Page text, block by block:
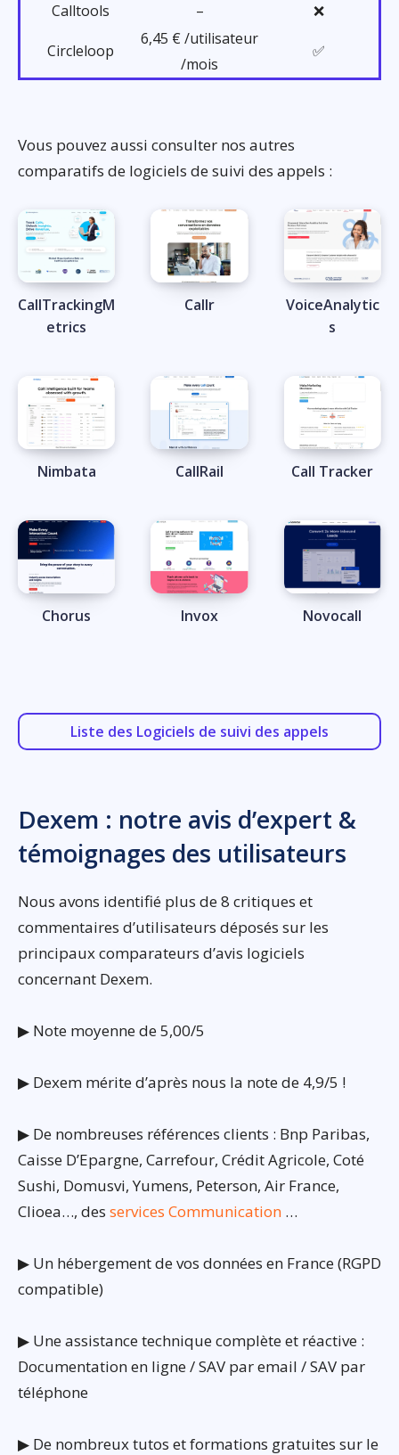
Calltools – ❌
Circleloop
6,45 € /utilisateur
/mois
✅
Vous pouvez aussi consulter nos autres
comparatifs de logiciels de suivi des appels :
CallTrackingM
etrics
Callr
VoiceAnalytic
s
Nimbata CallRail Call Tracker
Chorus Invox Novocall
Liste des Logiciels de suivi des appels
Dexem : notre avis d’expert &
témoignages des utilisateurs
Nous avons identifié plus de 8 critiques et
commentaires d’utilisateurs déposés sur les
principaux comparateurs d’avis logiciels
concernant Dexem.
▶ Note moyenne de 5,00/5
▶ Dexem mérite d’après nous la note de 4,9/5 !
▶ De nombreuses références clients : Bnp Paribas,
Caisse D’Epargne, Carrefour, Crédit Agricole, Coté
Sushi, Domusvi, Yumens, Peterson, Air France,
Clioea…, des services Communication …
▶ Un hébergement de vos données en France (RGPD
compatible)
▶ Une assistance technique complète et réactive :
Documentation en ligne / SAV par email / SAV par
téléphone
▶ De nombreux tutos et formations gratuites sur le